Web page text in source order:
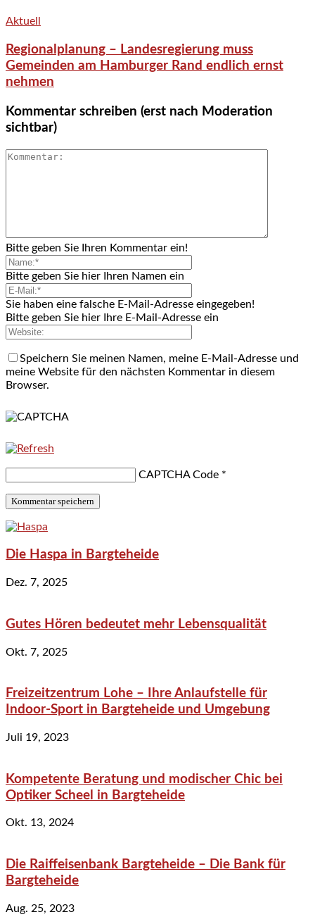
Aktuell
Regionalplanung – Landesregierung muss
Gemeinden am Hamburger Rand endlich ernst
nehmen
Kommentar schreiben (erst nach Moderation
sichtbar)
Bitte geben Sie Ihren Kommentar ein!
Bitte geben Sie hier Ihren Namen ein
Sie haben eine falsche E-Mail-Adresse eingegeben!
Bitte geben Sie hier Ihre E-Mail-Adresse ein
Speichern Sie meinen Namen, meine E-Mail-Adresse und
meine Website für den nächsten Kommentar in diesem
Browser.
CAPTCHA Code *
Die Haspa in Bargteheide
Dez. 7, 2025
Gutes Hören bedeutet mehr Lebensqualität
Okt. 7, 2025
Freizeitzentrum Lohe – Ihre Anlaufstelle für
Indoor-Sport in Bargteheide und Umgebung
Juli 19, 2023
Kompetente Beratung und modischer Chic bei
Optiker Scheel in Bargteheide
Okt. 13, 2024
Die Raiffeisenbank Bargteheide – Die Bank für
Bargteheide
Aug. 25, 2023